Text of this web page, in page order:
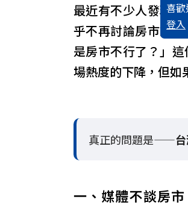
喜歡
登入
最近有不少人發現
乎不再討論房市議
是房市不行了？」
場熱度的下降，但如
真正的問題是——
一、媒體不談房